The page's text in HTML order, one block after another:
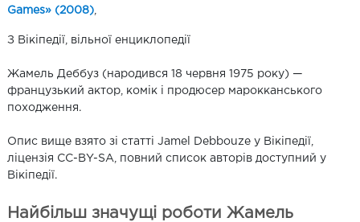
Games» (2008)
З Вікіпедії, вільної енциклопедії
Жамель Деббуз (народився 18 червня 1975 року) —
французький актор, комік і продюсер марокканського
походження.
Опис вище взято зі статті Jamel Debbouze у Вікіпедії,
ліцензія CC-BY-SA, повний список авторів доступний у
Вікіпедії.
Найбільш значущі роботи Жамель